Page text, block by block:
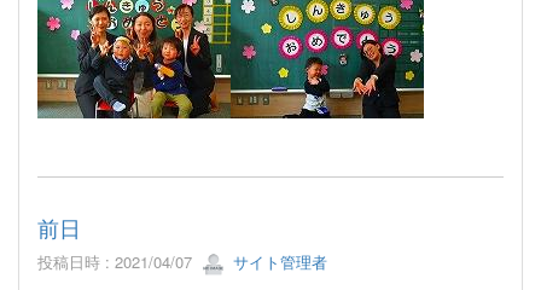
前日
投稿日時 : 2021/04/07 サイト管理者